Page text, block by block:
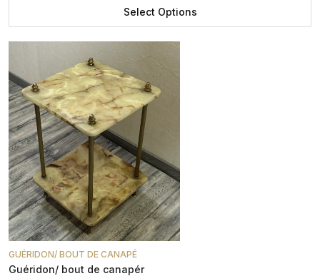
Select Options
GUÉRIDON/ BOUT DE CANAPÉ
Guéridon/ bout de canapér